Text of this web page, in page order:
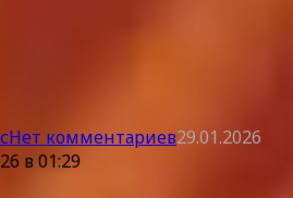
Нет комментариев29.01.2026
в 01:29